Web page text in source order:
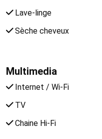
Lave-linge
Sèche cheveux
Multimedia
Internet / Wi-Fi
TV
Chaine Hi-Fi